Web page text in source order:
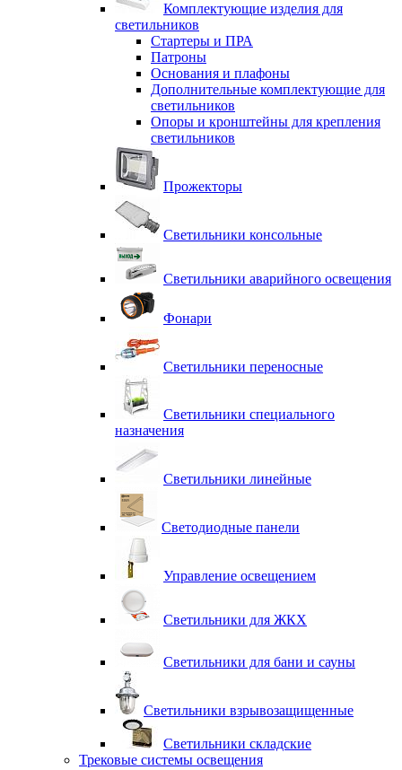
Комплектующие изделия для
светильников
Стартеры и ПРА
Патроны
Основания и плафоны
Дополнительные комплектующие для
светильников
Опоры и кронштейны для крепления
светильников
Прожекторы
Светильники консольные
Светильники аварийного освещения
Фонари
Светильники переносные
Светильники специального
назначения
Светильники линейные
Светодиодные панели
Управление освещением
Светильники для ЖКХ
Светильники для бани и сауны
Светильники взрывозащищенные
Светильники складские
Трековые системы освещения